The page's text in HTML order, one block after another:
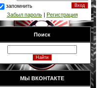
запомнить
Забыл пароль| Регистрация
Поиск
МЫ ВКОНТАКТЕ